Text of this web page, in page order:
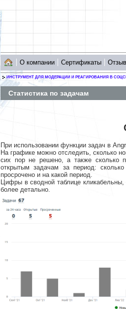
О компании Сертификаты
ИНСТРУМЕНТ ДЛЯ МОДЕРАЦИИ И РЕАГИРОВАНИЯ В
Статистика по задачам
При использовании функции задач в
На графике можно отследить, сколько
сих пор не решено, а также сколько
открытым задачам за период:
просрочено и на какой период.
Цифры в сводной таблице
более детально.